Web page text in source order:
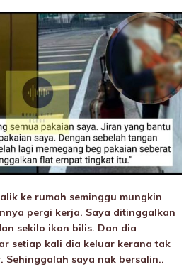
ke rumah seminggu mungkin
pergi kerja. Saya ditinggalkan
sekilo ikan bilis. Dan dia
setiap kali dia keluar kerana tak
Sehinggalah saya nak bersalin..